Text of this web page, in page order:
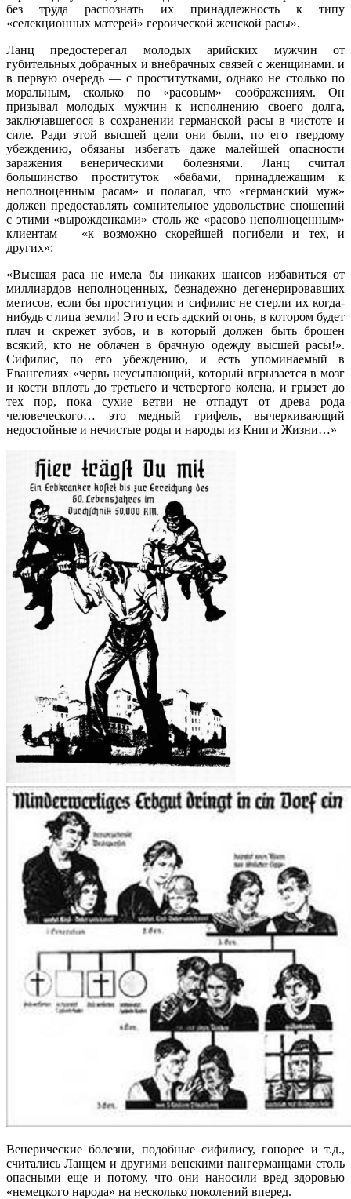
без труда распознать их принадлежность к типу
«селекционных матерей» героической женской расы».
Ланц предостерегал молодых арийских мужчин от
губительных добрачных и внебрачных связей с женщинами. и
в первую очередь — с проститутками, однако не столько по
моральным, сколько по «расовым» соображениям. Он
призывал молодых мужчин к исполнению своего долга,
заключавшегося в сохранении германской расы в чистоте и
силе. Ради этой высшей цели они были, по его твердому
убеждению, обязаны избегать даже малейшей опасности
заражения венерическими болезнями. Ланц считал
большинство проституток «бабами, принадлежащим к
неполноценным расам» и полагал, что «германский муж»
должен предоставлять сомнительное удовольствие сношений
с этими «вырожденками» столь же «расово неполноценным»
клиентам – «к возможно скорейшей погибели и тех, и
других»:
«Высшая раса не имела бы никаких шансов избавиться от
миллиардов неполноценных, безнадежно дегенерировавших
метисов, если бы проституция и сифилис не стерли их когда-
нибудь с лица земли! Это и есть адский огонь, в котором будет
плач и скрежет зубов, и в который должен быть брошен
всякий, кто не облачен в брачную одежду высшей расы!».
Сифилис, по его убеждению, и есть упоминаемый в
Евангелиях «червь неусыпающий, который вгрызается в мозг
и кости вплоть до третьего и четвертого колена, и грызет до
тех пор, пока сухие ветви не отпадут от древа рода
человеческого… это медный грифель, вычеркивающий
недостойные и нечистые роды и народы из Книги Жизни…»
Венерические болезни, подобные сифилису, гонорее и т.д.,
считались Ланцем и другими венскими пангерманцами столь
опасными еще и потому, что они наносили вред здоровью
«немецкого народа» на несколько поколений вперед.